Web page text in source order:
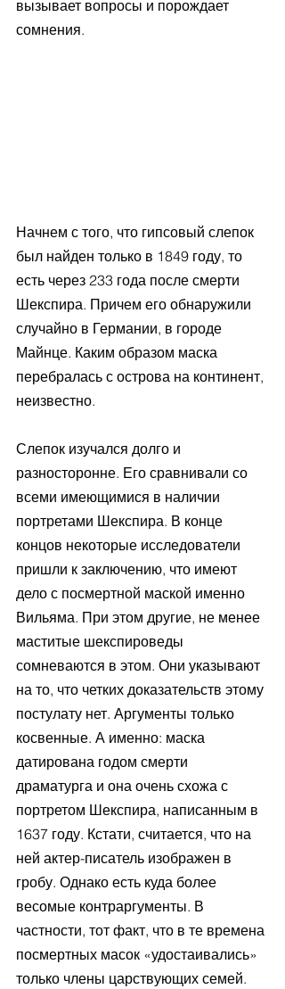
вызывает вопросы и порождает
сомнения.
Начнем с того, что гипсовый слепок
был найден только в 1849 году, то
есть через 233 года после смерти
Шекспира. Причем его обнаружили
случайно в Германии, в городе
Майнце. Каким образом маска
перебралась с острова на континент,
неизвестно.
Слепок изучался долго и
разносторонне. Его сравнивали со
всеми имеющимися в наличии
портретами Шекспира. В конце
концов некоторые исследователи
пришли к заключению, что имеют
дело с посмертной маской именно
Вильяма. При этом другие, не менее
маститые шекспироведы
сомневаются в этом. Они указывают
на то, что четких доказательств этому
постулату нет. Аргументы только
косвенные. А именно: маска
датирована годом смерти
драматурга и она очень схожа с
портретом Шекспира, написанным в
1637 году. Кстати, считается, что на
ней актер-писатель изображен в
гробу. Однако есть куда более
весомые контраргументы. В
частности, тот факт, что в те времена
посмертных масок «удостаивались»
только члены царствующих семей.